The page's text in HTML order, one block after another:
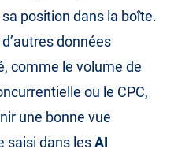
sa position dans la boîte.
données
comme le volume de
ou le CPC,
une bonne vue
saisi dans lesAI